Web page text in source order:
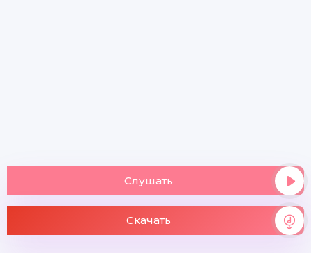
Слушать
Скачать